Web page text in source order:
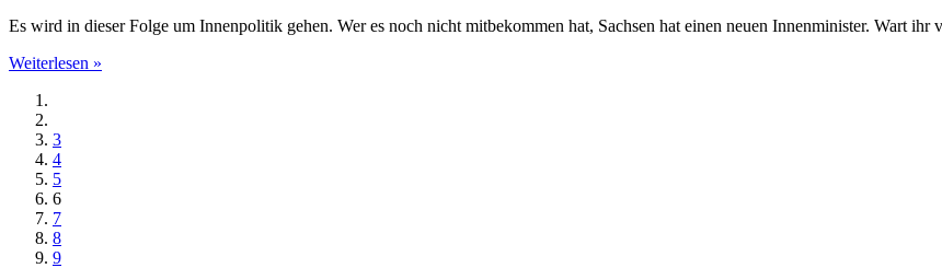
Es wird in dieser Folge um Innenpolitik gehen. Wer es noch nicht mitbekommen hat, Sachsen hat einen neuen Innenminister. Wart
Weiterlesen »
3
4
5
6
7
8
9